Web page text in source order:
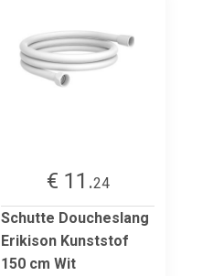
€ 11.24
Schutte Doucheslang
Erikison Kunststof
150 cm Wit